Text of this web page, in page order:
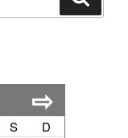
⇨
S
D